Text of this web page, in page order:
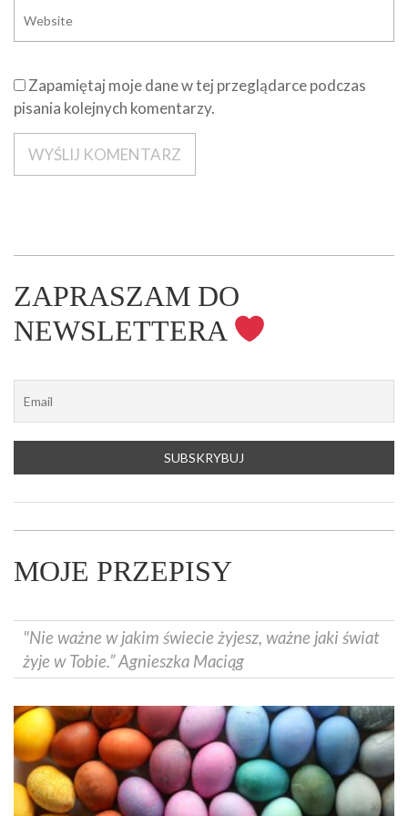
Zapamiętaj moje dane w tej przeglądarce podczas
pisania kolejnych komentarzy.
ZAPRASZAM DO
NEWSLETTERA
MOJE PRZEPISY
"Nie ważne w jakim świecie żyjesz, ważne jaki świat
żyje w Tobie.” Agnieszka Maciąg